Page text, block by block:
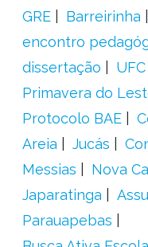
GRE Barreirinha
encontro
dissertação
UFC
Primavera do
Protocolo BAE
Areia
Jucás
Messias
Nova
Japaratinga
Parauapebas